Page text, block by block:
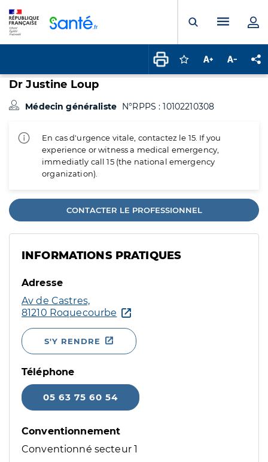
Ouvrir laMenu
Connectez-vous
Augmenter la
Dr Justine Loup
Médecin généraliste N°RPPS : 10102210308
En cas d'urgence vitale, contactez le 15. If you
experience or witness a medical emergency,
immediatly call 15 (the national emergency
organization).
CONTACTER LE PROFESSIONNEL
INFORMATIONS PRATIQUES
Adresse
Av de Castres,
81210 Roquecourbe
S'Y RENDRE
Téléphone
05 63 75 60 54
Conventionnement
Conventionné secteur 1